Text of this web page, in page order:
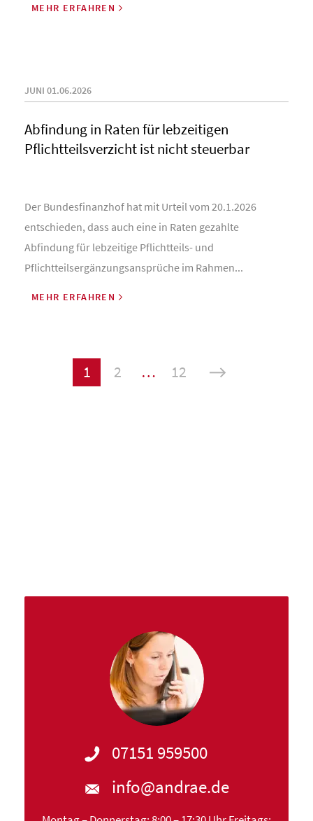
MEHR ERFAHREN
JUNI 01.06.2026
Abfindung in Raten für lebzeitigen
Pflichtteilsverzicht ist nicht steuerbar
Der Bundesfinanzhof hat mit Urteil vom 20.1.2026
entschieden, dass auch eine in Raten gezahlte
Abfindung für lebzeitige Pflichtteils- und
Pflichtteilsergänzungsansprüche im Rahmen...
MEHR ERFAHREN
Seitennummerierung
1 2 … 12
07151 959500
info@andrae.de